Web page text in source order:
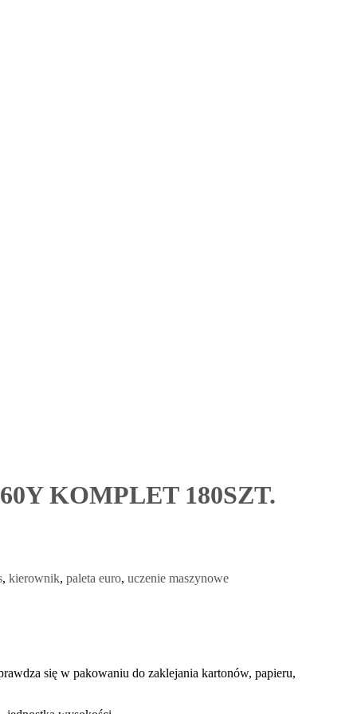
KOMPLET 180SZT.
, kierownik, paleta euro, uczenie maszynowe
się w pakowaniu do zaklejania kartonów, papieru,